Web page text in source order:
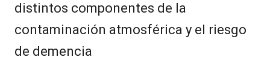
distintos componentes de la
contaminación atmosférica y el riesgo
de demencia